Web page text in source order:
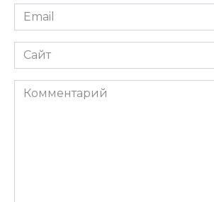
Email
*
Сайт
Комментарий